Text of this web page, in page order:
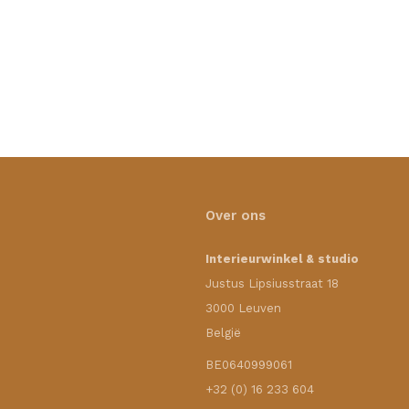
Over ons
Interieurwinkel & studio
Justus Lipsiusstraat 18
3000 Leuven
België
BE0640999061
+32 (0) 16 233 604